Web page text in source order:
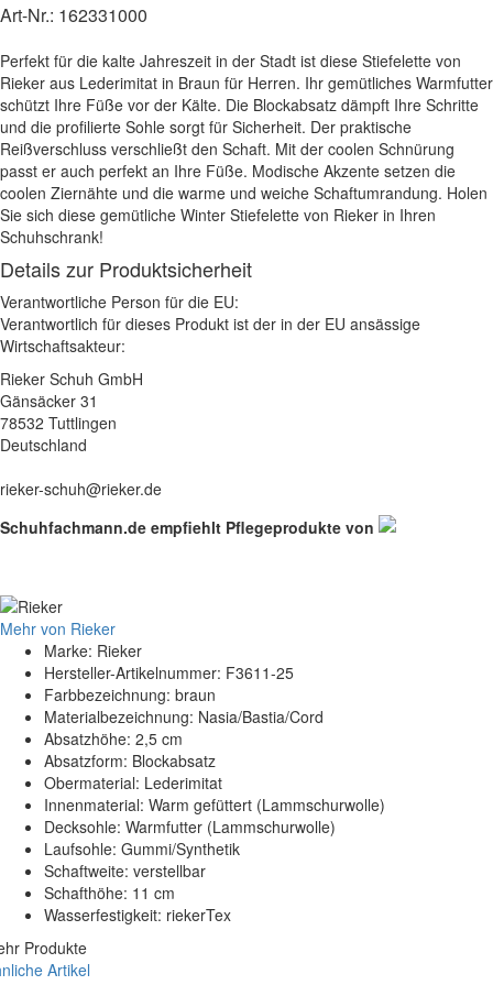
Art-Nr.: 162331000
Perfekt für die kalte Jahreszeit in der Stadt ist diese Stiefelette von
Rieker aus Lederimitat in Braun für Herren. Ihr gemütliches Warmfutter
schützt Ihre Füße vor der Kälte. Die Blockabsatz dämpft Ihre Schritte
und die profilierte Sohle sorgt für Sicherheit. Der praktische
Reißverschluss verschließt den Schaft. Mit der coolen Schnürung
passt er auch perfekt an Ihre Füße. Modische Akzente setzen die
coolen Ziernähte und die warme und weiche Schaftumrandung. Holen
Sie sich diese gemütliche Winter Stiefelette von Rieker in Ihren
Schuhschrank!
Details zur Produktsicherheit
Verantwortliche Person für die EU:
Verantwortlich für dieses Produkt ist der in der EU ansässige
Wirtschaftsakteur:
Rieker Schuh GmbH
Gänsäcker 31
78532 Tuttlingen
Deutschland
rieker-schuh@rieker.de
Schuhfachmann.de empfiehlt Pflegeprodukte von
Mehr von Rieker
Marke: Rieker
Hersteller-Artikelnummer: F3611-25
Farbbezeichnung: braun
Materialbezeichnung: Nasia/Bastia/Cord
Absatzhöhe: 2,5 cm
Absatzform: Blockabsatz
Obermaterial: Lederimitat
Innenmaterial: Warm gefüttert (Lammschurwolle)
Decksohle: Warmfutter (Lammschurwolle)
Laufsohle: Gummi/Synthetik
Schaftweite: verstellbar
Schafthöhe: 11 cm
Wasserfestigkeit: riekerTex
Produkte
Artikel